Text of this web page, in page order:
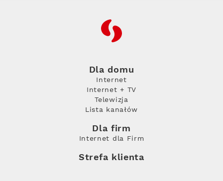
RFC
Dla domu
Internet
Internet + TV
Telewizja
Lista kanałów
Dla firm
Internet dla Firm
Strefa klienta